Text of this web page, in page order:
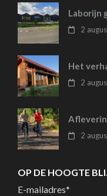
Laborijn
2
Het
2
2
OP DE HOOGTE
E-mailadres*